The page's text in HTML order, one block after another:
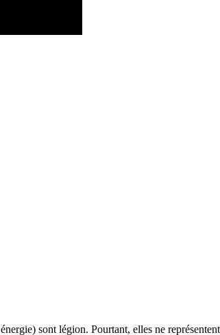
sont légion. Pourtant, elles ne